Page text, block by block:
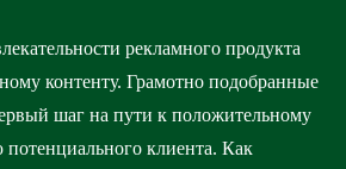
рекламного продукта
контенту. Грамотно подобранные
шаг на пути к положительному
клиента. Как